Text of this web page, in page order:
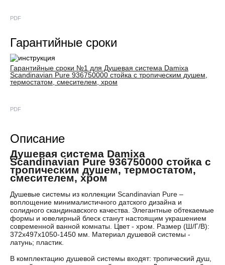
PDF
Гарантийные сроки
Гарантийные сроки №1 для Душевая система Damixa
Scandinavian Pure 936750000 стойка с тропическим душем,
термостатом, смесителем, хром
PDF
Описание
Душевая система Damixa
Scandinavian Pure 936750000 стойка с
тропическим душем, термостатом,
смесителем, хром
Душевые системы из коллекции Scandinavian Pure –
воплощение минималистичного датского дизайна и
солидного скандинавского качества. Элегантные обтекаемые
формы и ювелирный блеск станут настоящим украшением
современной ванной комнаты. Цвет - хром. Размер (Ш/Г/В):
372x497x1050-1450 мм. Материал душевой системы -
латунь; пластик.
В комплектацию душевой системы входят: тропический душ,